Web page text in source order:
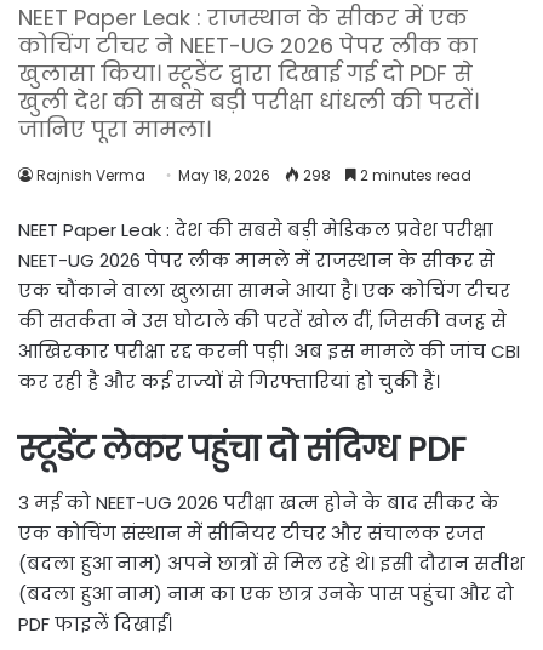
NEET Paper Leak : राजस्थान के सीकर में एक
कोचिंग टीचर ने NEET-UG 2026 पेपर लीक का
खुलासा किया। स्टूडेंट द्वारा दिखाई गई दो PDF से
खुली देश की सबसे बड़ी परीक्षा धांधली की परतें।
जानिए पूरा मामला।
Rajnish Verma May 18, 2026 298 2 minutes read
NEET Paper Leak : देश की सबसे बड़ी मेडिकल प्रवेश परीक्षा
NEET-UG 2026 पेपर लीक मामले में राजस्थान के सीकर से
एक चौंकाने वाला खुलासा सामने आया है। एक कोचिंग टीचर
की सतर्कता ने उस घोटाले की परतें खोल दीं, जिसकी वजह से
आखिरकार परीक्षा रद्द करनी पड़ी। अब इस मामले की जांच CBI
कर रही है और कई राज्यों से गिरफ्तारियां हो चुकी हैं।
स्टूडेंट लेकर पहुंचा दो संदिग्ध PDF
3 मई को NEET-UG 2026 परीक्षा खत्म होने के बाद सीकर के
एक कोचिंग संस्थान में सीनियर टीचर और संचालक रजत
(बदला हुआ नाम) अपने छात्रों से मिल रहे थे। इसी दौरान सतीश
(बदला हुआ नाम) नाम का एक छात्र उनके पास पहुंचा और दो
PDF फाइलें दिखाईं।